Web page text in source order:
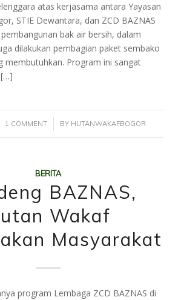
atas kerjasama antara Yayasan
STIE Dewantara, dan ZCD BAZNAS
bak air bersih, dalam
dilakukan pembagian paket sembako
membutuhkan. Program ini sangat
[…]
1 COMMENT
/ BY HUTANWAKAFBOGOR
BERITA
BAZNAS,
Wakaf
Masyarakat
program Lembaga ZCD BAZNAS di